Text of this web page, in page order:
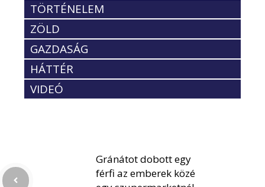
TÖRTÉNELEM
ZÖLD
GAZDASÁG
HÁTTÉR
VIDEÓ
Gránátot dobott egy
férfi az emberek közé